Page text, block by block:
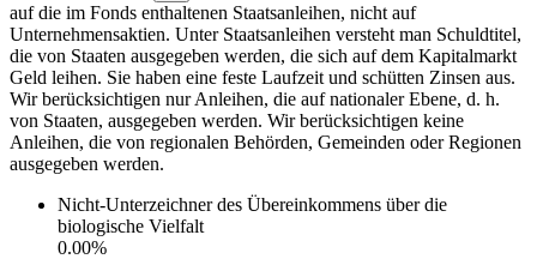
auf die im Fonds enthaltenen Staatsanleihen, nicht auf
Unternehmensaktien. Unter Staatsanleihen versteht man Schuldtitel,
die von Staaten ausgegeben werden, die sich auf dem Kapitalmarkt
Geld leihen. Sie haben eine feste Laufzeit und schütten Zinsen aus.
Wir berücksichtigen nur Anleihen, die auf nationaler Ebene, d. h.
von Staaten, ausgegeben werden. Wir berücksichtigen keine
Anleihen, die von regionalen Behörden, Gemeinden oder Regionen
ausgegeben werden.
Nicht-Unterzeichner des Übereinkommens über die
biologische Vielfalt
0.00%